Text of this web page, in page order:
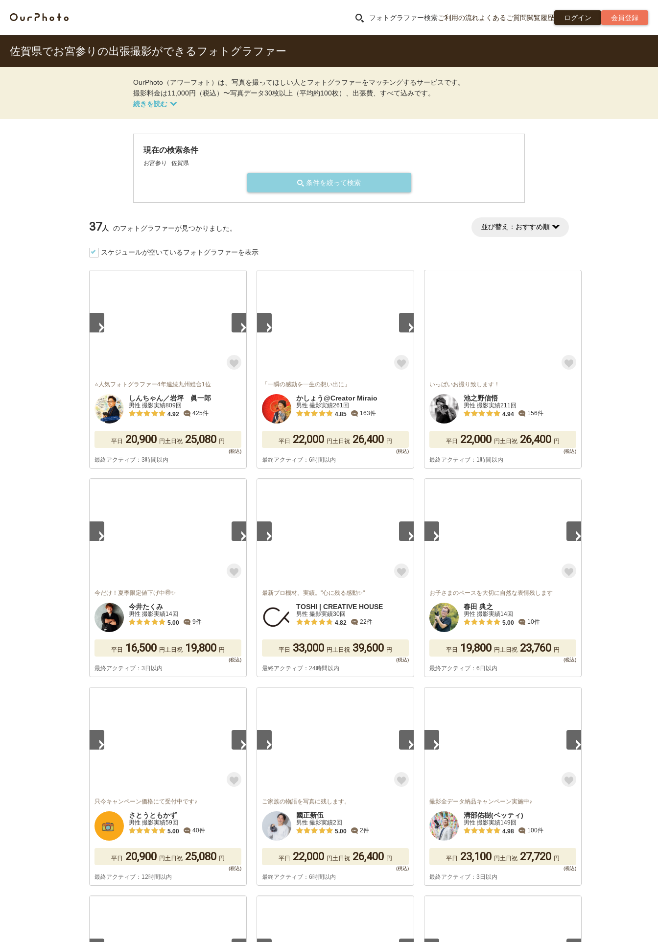
フォトグラファー検索ご利用の流れよくあるご質問閲覧履歴 ログイン 会員登録
佐賀県でお宮参りの出張撮影ができるフォトグラファー
OurPhoto（アワーフォト）は、写真を撮ってほしい人とフォトグラファーをマッチングするサービスです。
撮影料金は11,000円（税込）〜写真データ30枚以上（平均約100枚）、出張費、すべて込みです。
現在の検索条件
お宮参り 佐賀県
条件を絞って検索
37人 のフォトグラファーが見つかりました。 並び替え： おすすめ順
スケジュールが空いているフォトグラファーを表示
⭐人気フォトグラファー4年連続九州総合1位
しんちゃん／岩坪 眞一郎
男性 撮影実績809回
4.92
425件
平日 20,900 円土日祝 25,080 円
最終アクティブ：3時間以内
「一瞬の感動を一生の想い出に」
かしょう@Creator Miraio
男性 撮影実績261回
4.85
163件
平日 22,000 円土日祝 26,400 円
最終アクティブ：6時間以内
いっぱいお撮り致します！
池之野信悟
男性 撮影実績211回
4.94
156件
平日 22,000 円土日祝 26,400 円
最終アクティブ：1時間以内
今だけ！夏季限定値下げ中🉐✨
今井たくみ
男性 撮影実績14回
5.00
9件
平日 16,500 円土日祝 19,800 円
最終アクティブ：3日以内
最新プロ機材。実績。"心に残る感動✨"
TOSHI | CREATIVE HOUSE
男性 撮影実績30回
4.82
22件
平日 33,000 円土日祝 39,600 円
最終アクティブ：24時間以内
お子さまのペースを大切に自然な表情残します
春田 典之
男性 撮影実績14回
5.00
10件
平日 19,800 円土日祝 23,760 円
最終アクティブ：6日以内
只今キャンペーン価格にて受付中です♪
さとうともかず
男性 撮影実績59回
5.00
40件
平日 20,900 円土日祝 25,080 円
最終アクティブ：12時間以内
ご家族の物語を写真に残します。
國正新伍
男性 撮影実績2回
5.00
2件
平日 22,000 円土日祝 26,400 円
最終アクティブ：6時間以内
撮影全データ納品キャンペーン実施中♪
溝部佑樹(ベッティ)
男性 撮影実績149回
4.98
100件
平日 23,100 円土日祝 27,720 円
最終アクティブ：3日以内